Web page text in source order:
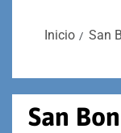
Inicio San
San